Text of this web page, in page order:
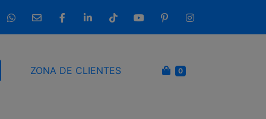
633 237 654
info@entremaquinasdecoser.com
FacebookLinkedInTikTokYouTubePinterestInstagram
ZONA DE CLIENTES CARRITO
0